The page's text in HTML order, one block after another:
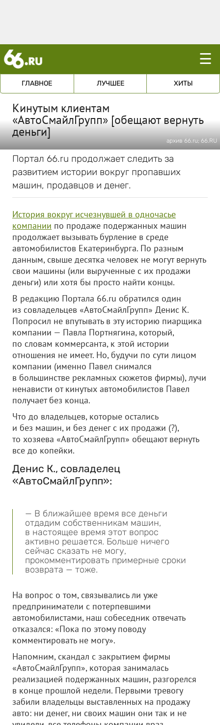
☰
ГЛАВНОЕ ЛУЧШЕЕ ХИТЫ
Кинутым клиентам
«АвтоСмайлГрупп» [обещают вернуть
деньги]
архив 66.ru; 66.RU
Портал 66.ru продолжает следить за
развитием истории вокруг пропавших
машин, продавцов и денег.
История вокруг исчезнувшей в одночасье
компании по продаже подержанных машин
продолжает вызывать бурление в среде
автомобилистов Екатеринбурга. По разным
данным, свыше десятка человек не могут вернуть
свои машины (или вырученные с их продажи
деньги) или хотя бы просто найти концы.
В редакцию Портала 66.ru обратился один
из совладельцев «АвтоСмайлГрупп» Денис К.
Попросил не впутывать в эту историю пиарщика
компании — Павла Портнягина, который,
по словам коммерсанта, к этой истории
отношения не имеет. Но, будучи по сути лицом
компании (именно Павел снимался
в большинстве рекламных сюжетов фирмы), лучи
ненависти от кинутых автомобилистов Павел
получает без конца.
Что до владельцев, которые остались
и без машин, и без денег с их продажи (?),
то хозяева «АвтоСмайлГрупп» обещают вернуть
все до копейки.
Денис К., совладелец
«АвтоСмайлГрупп»:
— В ближайшее время все деньги
отдадим собственникам машин,
в настоящее время этот вопрос
активно решается. Больше ничего
сейчас сказать не могу,
прокомментировать примерные сроки
возврата — тоже.
На вопрос о том, связывались ли уже
предприниматели с потерпевшими
автомобилистами, наш собеседник отвечать
отказался: «Пока по этому поводу
комментировать не могу».
Напомним, скандал с закрытием фирмы
«АвтоСмайлГрупп», которая занималась
реализацией подержанных машин, разгорелся
в конце прошлой недели. Первыми тревогу
забили владельцы выставленных на продажу
авто: ни денег, ни своих машин они так и не